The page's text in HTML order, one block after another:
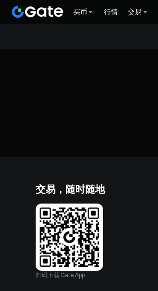
买币 行情 交易
交易，随时随地
扫码下载 Gate App